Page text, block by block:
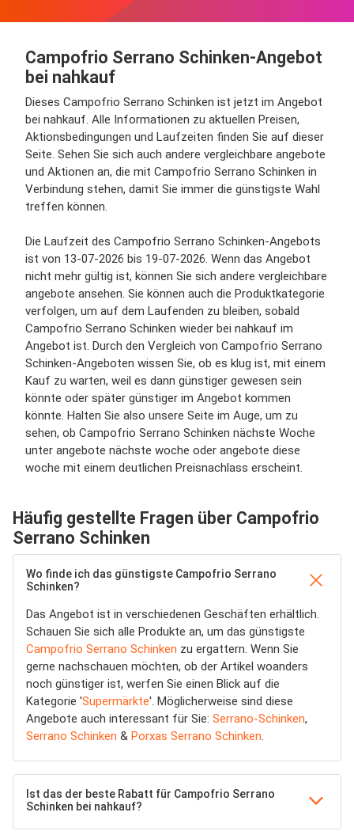
Campofrio Serrano Schinken-Angebot
bei nahkauf
Dieses Campofrio Serrano Schinken ist jetzt im Angebot
bei nahkauf. Alle Informationen zu aktuellen Preisen,
Aktionsbedingungen und Laufzeiten finden Sie auf dieser
Seite. Sehen Sie sich auch andere vergleichbare angebote
und Aktionen an, die mit Campofrio Serrano Schinken in
Verbindung stehen, damit Sie immer die günstigste Wahl
treffen können.
Die Laufzeit des Campofrio Serrano Schinken-Angebots
ist von 13-07-2026 bis 19-07-2026. Wenn das Angebot
nicht mehr gültig ist, können Sie sich andere vergleichbare
angebote ansehen. Sie können auch die Produktkategorie
verfolgen, um auf dem Laufenden zu bleiben, sobald
Campofrio Serrano Schinken wieder bei nahkauf im
Angebot ist. Durch den Vergleich von Campofrio Serrano
Schinken-Angeboten wissen Sie, ob es klug ist, mit einem
Kauf zu warten, weil es dann günstiger gewesen sein
könnte oder später günstiger im Angebot kommen
könnte. Halten Sie also unsere Seite im Auge, um zu
sehen, ob Campofrio Serrano Schinken nächste Woche
unter angebote nächste woche oder angebote diese
woche mit einem deutlichen Preisnachlass erscheint.
Häufig gestellte Fragen über Campofrio
Serrano Schinken
Wo finde ich das günstigste Campofrio Serrano
Schinken?
Das Angebot ist in verschiedenen Geschäften erhältlich.
Schauen Sie sich alle Produkte an, um das günstigste
Campofrio Serrano Schinken zu ergattern. Wenn Sie
gerne nachschauen möchten, ob der Artikel woanders
noch günstiger ist, werfen Sie einen Blick auf die
Kategorie 'Supermärkte'. Möglicherweise sind diese
Angebote auch interessant für Sie: Serrano-Schinken,
Serrano Schinken & Porxas Serrano Schinken.
Ist das der beste Rabatt für Campofrio Serrano
Schinken bei nahkauf?